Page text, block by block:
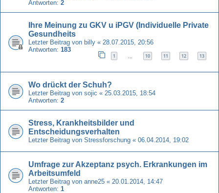
Antworten: 2
Ihre Meinung zu GKV u iPGV (Individuelle Private
Gesundheits
Letzter Beitrag von billy « 28.07.2015, 20:56
Antworten: 183
1 10 11 12 13
Wo drückt der Schuh?
Letzter Beitrag von sojic « 25.03.2015, 18:54
Antworten: 2
Stress, Krankheitsbilder und
Entscheidungsverhalten
Letzter Beitrag von Stressforschung « 06.04.2014, 19:02
Umfrage zur Akzeptanz psych. Erkrankungen im
Arbeitsumfeld
Letzter Beitrag von anne25 « 20.01.2014, 14:47
Antworten: 1